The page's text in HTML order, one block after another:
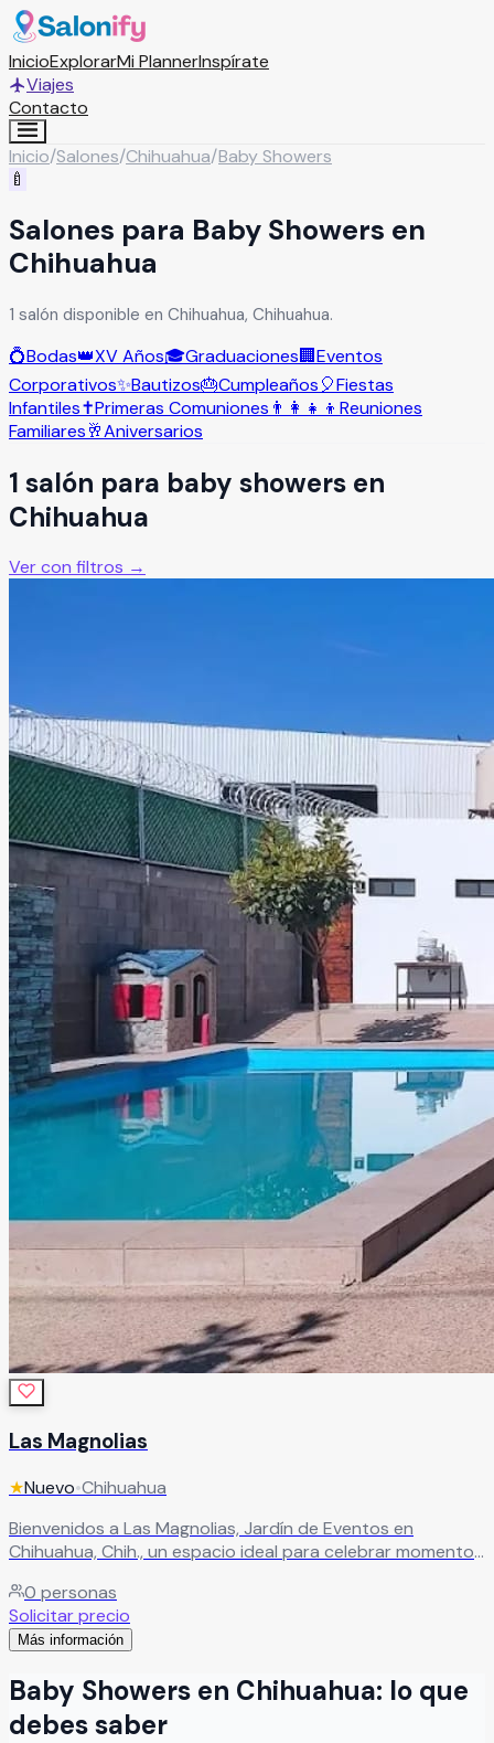
InicioExplorarMi PlannerInspírate
Viajes
Contacto
Inicio/Salones/Chihuahua/Baby Showers
🍼
Salones para Baby Showers en
Chihuahua
1 salón disponible en Chihuahua, Chihuahua.
💍Bodas👑XV Años🎓Graduaciones🏢Eventos
Corporativos✨Bautizos🎂Cumpleaños🎈Fiestas
Infantiles✝️Primeras Comuniones 👨‍👩‍👧‍👦 Reuniones
Familiares🥂Aniversarios
1 salón para baby showers en
Chihuahua
Ver con filtros →
Las Magnolias
★Nuevo•Chihuahua
Bienvenidos a Las Magnolias, Jardín de Eventos en
Chihuahua, Chih., un espacio ideal para celebrar momentos
encontrarás el escenario perfecto para crear eventos
inolvidables, rodeado de naturaleza, estilo y una atmósfera
única.Leer más
0 personas
Solicitar precio
Más información
Baby Showers en Chihuahua: lo que
debes saber